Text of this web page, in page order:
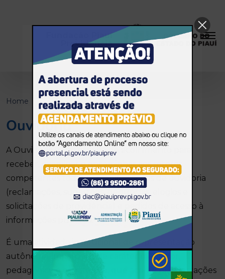
Fundação Piauí
Previdência
Home Ouvidoria
Ouvidoria
A Ouvidoria é um espaço de acolhimento para
receber, examinar e encaminhar aos setores
competentes todas as manifestações de ouvidoria
(reclamações, sugestões, denúncias, elogios e
solicitações de providência) e pedidos de acesso à
informações públicas.
É uma atividade institucional de representação
autônoma, imparcial e de caráter mediador,
pedagógico e estratégico, que acolhe manifestações